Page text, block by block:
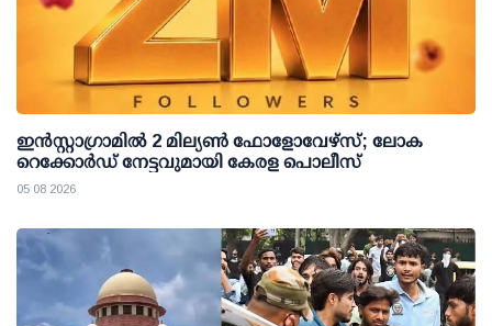
ഇന്‍സ്റ്റാഗ്രാമില്‍ 2 മില്യണ്‍ ഫോളോവേഴ്സ്; ലോക
റെക്കോര്‍ഡ് നേട്ടവുമായി കേരള പൊലീസ്
05 08 2026